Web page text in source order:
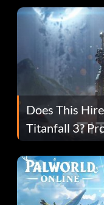
Does This
Titanfall 3?
Fans Are